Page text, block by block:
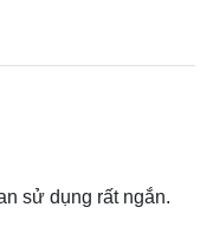
sử dụng rất ngắn.